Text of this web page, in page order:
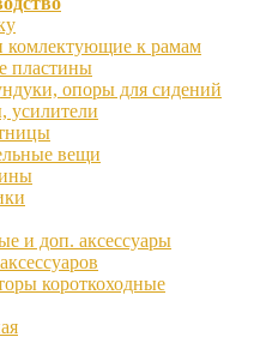
комлектующие к рамам
пластины
опоры для сидений
усилители
вещи
и доп. аксессуары
короткоходные